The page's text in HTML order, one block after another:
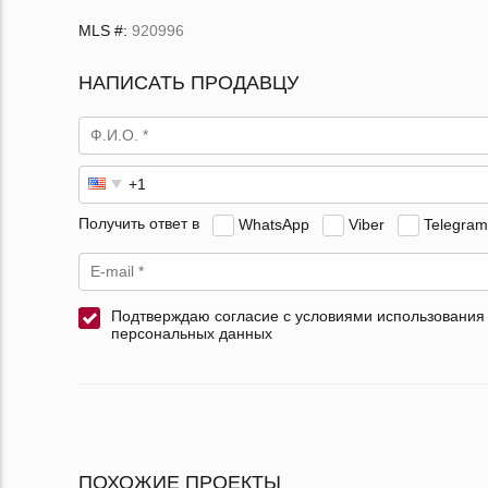
MLS #: 920996
НАПИСАТЬ ПРОДАВЦУ
Получить ответ в WhatsApp Viber Telegram
Подтверждаю согласие с условиями использования
персональных данных
ПОХОЖИЕ ПРОЕКТЫ